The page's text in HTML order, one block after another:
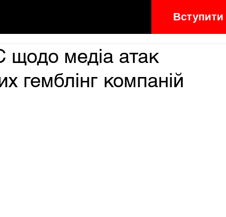
Вступити
щодо медіа атак
гемблінг компаній